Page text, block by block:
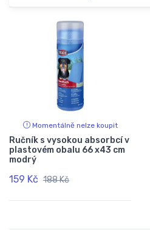
Momentálně nelze koupit
Ručník s vysokou absorbcí v
plastovém obalu 66 x43 cm
modrý
159 Kč 188 Kč